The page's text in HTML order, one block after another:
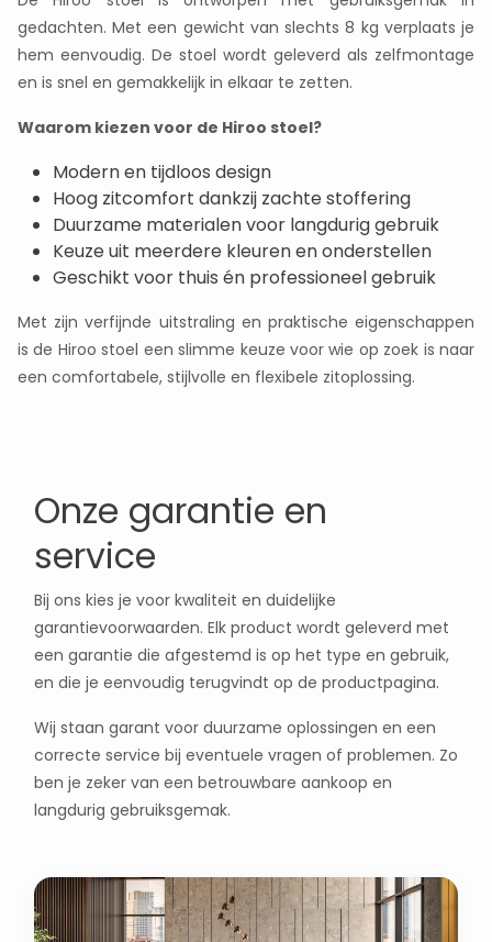
gedachten. Met een gewicht van slechts 8 kg verplaats je
hem eenvoudig. De stoel wordt geleverd als zelfmontage
en is snel en gemakkelijk in elkaar te zetten.
Waarom kiezen voor de Hiroo stoel?
Modern en tijdloos design
Hoog zitcomfort dankzij zachte stoffering
Duurzame materialen voor langdurig gebruik
Keuze uit meerdere kleuren en onderstellen
Geschikt voor thuis én professioneel gebruik
Met zijn verfijnde uitstraling en praktische eigenschappen
is de Hiroo stoel een slimme keuze voor wie op zoek is naar
een comfortabele, stijlvolle en flexibele zitoplossing.
Onze garantie en
service
Bij ons kies je voor kwaliteit en duidelijke
garantievoorwaarden. Elk product wordt geleverd met
een garantie die afgestemd is op het type en gebruik,
en die je eenvoudig terugvindt op de productpagina.
Wij staan garant voor duurzame oplossingen en een
correcte service bij eventuele vragen of problemen. Zo
ben je zeker van een betrouwbare aankoop en
langdurig gebruiksgemak.